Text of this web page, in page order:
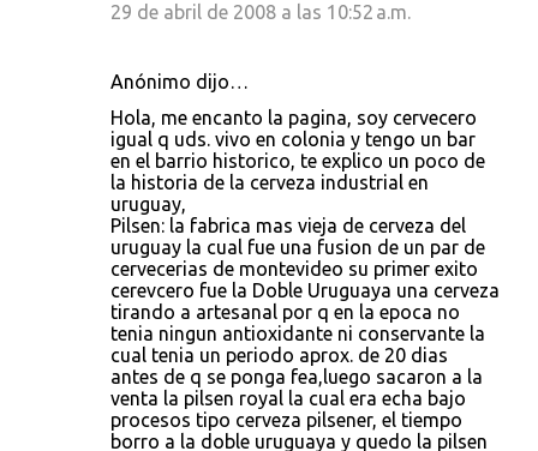
29 de abril de 2008 a las 10:52 a.m.
Anónimo dijo…
Hola, me encanto la pagina, soy cervecero
igual q uds. vivo en colonia y tengo un bar
en el barrio historico, te explico un poco de
la historia de la cerveza industrial en
uruguay,
Pilsen: la fabrica mas vieja de cerveza del
uruguay la cual fue una fusion de un par de
cervecerias de montevideo su primer exito
cerevcero fue la Doble Uruguaya una cerveza
tirando a artesanal por q en la epoca no
tenia ningun antioxidante ni conservante la
cual tenia un periodo aprox. de 20 dias
antes de q se ponga fea,luego sacaron a la
venta la pilsen royal la cual era echa bajo
procesos tipo cerveza pilsener, el tiempo
borro a la doble uruguaya y quedo la pilsen